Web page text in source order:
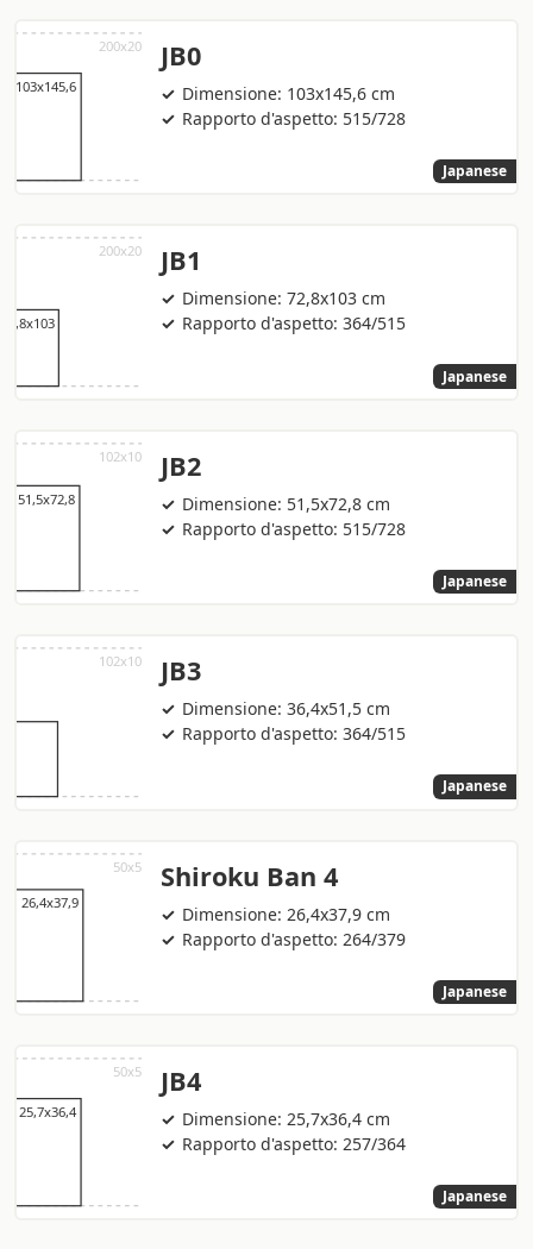
JB0
Dimensione: 103x145,6 cm
Rapporto d'aspetto: 515/728
Japanese
JB1
Dimensione: 72,8x103 cm
Rapporto d'aspetto: 364/515
Japanese
JB2
Dimensione: 51,5x72,8 cm
Rapporto d'aspetto: 515/728
Japanese
JB3
Dimensione: 36,4x51,5 cm
Rapporto d'aspetto: 364/515
Japanese
Shiroku Ban 4
Dimensione: 26,4x37,9 cm
Rapporto d'aspetto: 264/379
Japanese
JB4
Dimensione: 25,7x36,4 cm
Rapporto d'aspetto: 257/364
Japanese